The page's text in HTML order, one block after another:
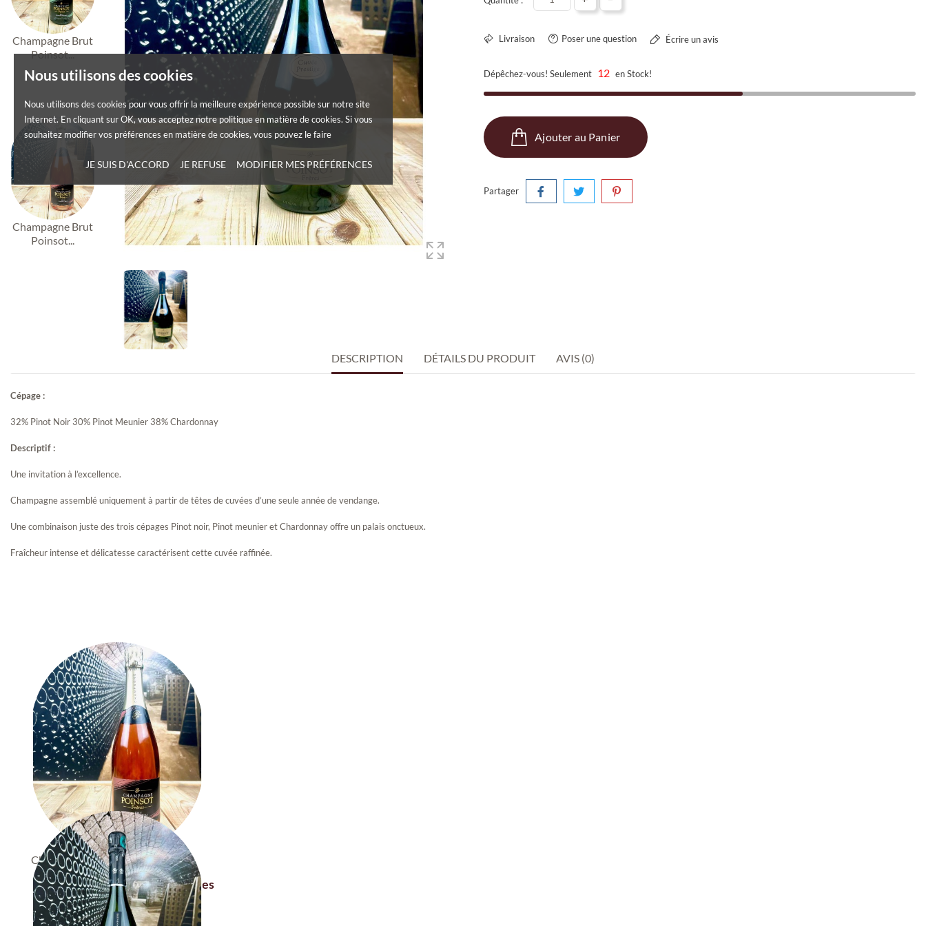
Nous utilisons des cookies
Nous utilisons des cookies pour vous offrir la meilleure expérience possible sur notre site
Internet. En cliquant sur OK, vous acceptez notre politique en matière de cookies. Si vous
souhaitez modifier vos préférences en matière de cookies, vous pouvez le faire
JE SUIS D'ACCORD JE REFUSE MODIFIER MES PRÉFÉRENCES
Champagne Brut
Poinsot...
Champagne Brut
Poinsot...
Livraison Poser une question Écrire un avis
Dépêchez-vous! Seulement 12 en Stock!
Ajouter au Panier
Partager
DESCRIPTION DÉTAILS DU PRODUIT AVIS (0)
Cépage :
32% Pinot Noir 30% Pinot Meunier 38% Chardonnay
Descriptif :
Une invitation à l’excellence.
Champagne assemblé uniquement à partir de têtes de cuvées d’une seule année de vendange.
Une combinaison juste des trois cépages Pinot noir, Pinot meunier et Chardonnay offre un palais onctueux.
Fraîcheur intense et délicatesse caractérisent cette cuvée raffinée.
Champagne Brut Poinsot...
Champagne Brut Poinsot Frères
Alliance Rosé
Poinsot Frères Alliance Rosé